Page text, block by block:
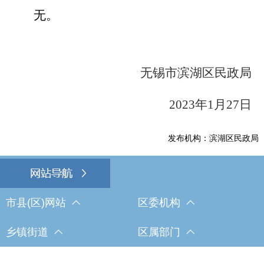
无。
无锡市滨湖区民政局
2023年1月 27 日
发布机构：滨湖区民政局
市县(区)网站 区委机构
乡镇街道 区属部门